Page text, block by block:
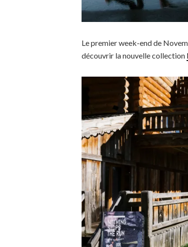
Le premier week-end de
découvrir la nouvelle collection